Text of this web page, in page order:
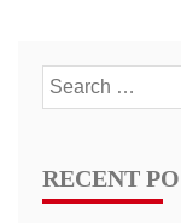
Search
for:
RECENT